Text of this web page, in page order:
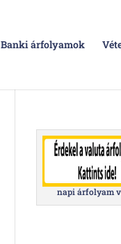
Banki árfolyamok
napi árfolyam